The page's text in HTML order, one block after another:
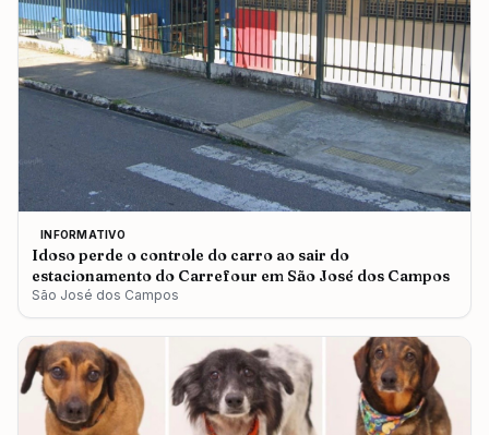
INFORMATIVO
Idoso perde o controle do carro ao sair do
estacionamento do Carrefour em São José dos Campos
São José dos Campos